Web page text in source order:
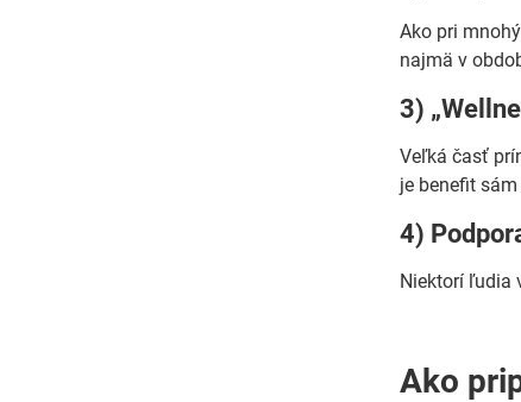
Ako pri
najmä v
3)
Veľká časť
je benefit sám
4)
Niektorí ľudia
Ako